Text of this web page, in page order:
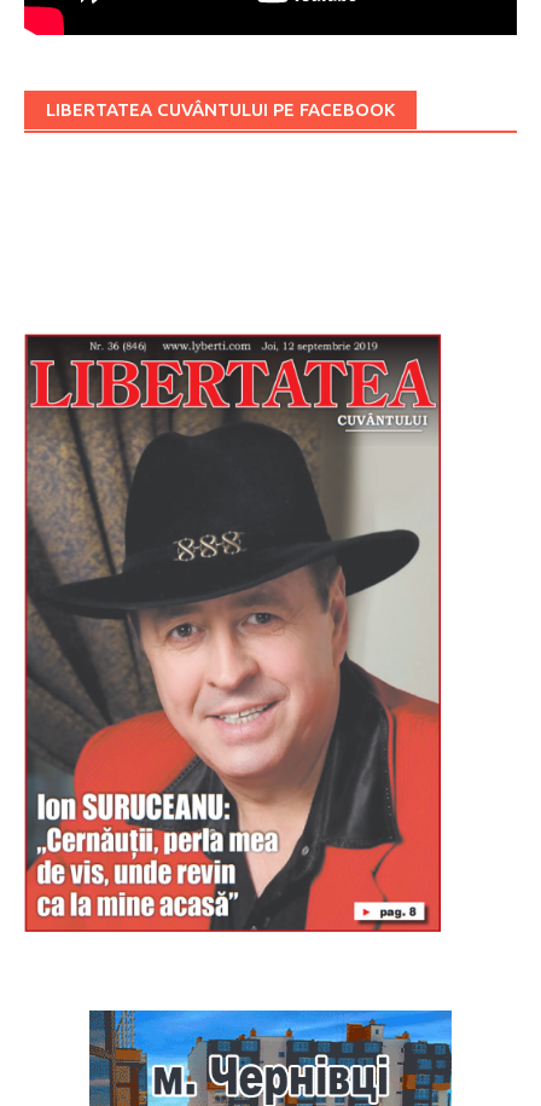
LIBERTATEA CUVÂNTULUI PE FACEBOOK